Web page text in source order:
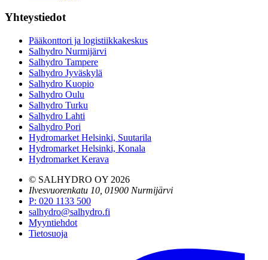
Yhteystiedot
Pääkonttori ja logistiikkakeskus
Salhydro Nurmijärvi
Salhydro Tampere
Salhydro Jyväskylä
Salhydro Kuopio
Salhydro Oulu
Salhydro Turku
Salhydro Lahti
Salhydro Pori
Hydromarket Helsinki, Suutarila
Hydromarket Helsinki, Konala
Hydromarket Kerava
© SALHYDRO OY 2026
Ilvesvuorenkatu 10, 01900 Nurmijärvi
P: 020 1133 500
salhydro@salhydro.fi
Myyntiehdot
Tietosuoja